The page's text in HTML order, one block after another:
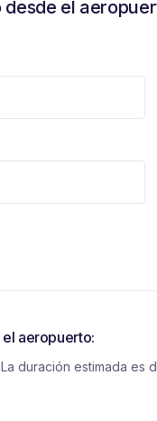
el
aeropuerto:
La duración estimada es